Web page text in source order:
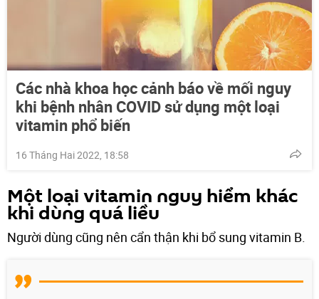
Các nhà khoa học cảnh báo về mối nguy
khi bệnh nhân COVID sử dụng một loại
vitamin phổ biến
16 Tháng Hai 2022, 18:58
Một loại vitamin nguy hiểm khác
khi dùng quá liều
Người dùng cũng nên cẩn thận khi bổ sung vitamin B.